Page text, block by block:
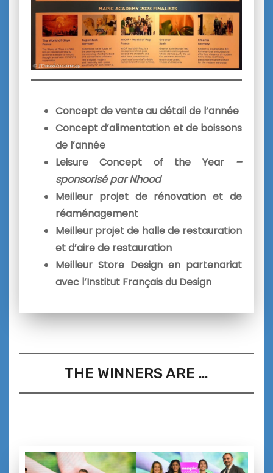
Concept de vente au détail de l’année
Concept d’alimentation et de boissons
de l’année
Leisure Concept of the Year –
sponsorisé par Nhood
Meilleur projet de rénovation et de
réaménagement
Meilleur projet de halle de restauration
et d’aire de restauration
Meilleur Store Design en partenariat
avec l’Institut Français du Design
THE WINNERS ARE …